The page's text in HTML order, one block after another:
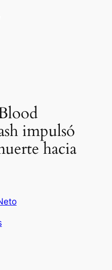
impulsó
hacia